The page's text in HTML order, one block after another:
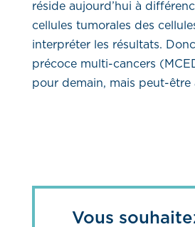
réside aujourd’hui à
cellules tumorales des
interpréter les résultats.
précoce multi-cancers
pour demain, mais peut-être
Vous